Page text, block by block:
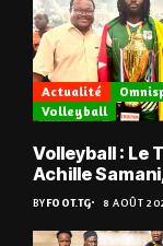
Actualité
Volleyball
Volleyball : Le
Achille
champion du
BYFOOT.TG 8 AOÛT